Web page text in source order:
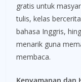
gratis untuk
tulis, kelas
bahasa Inggris,
menarik guna
membaca.